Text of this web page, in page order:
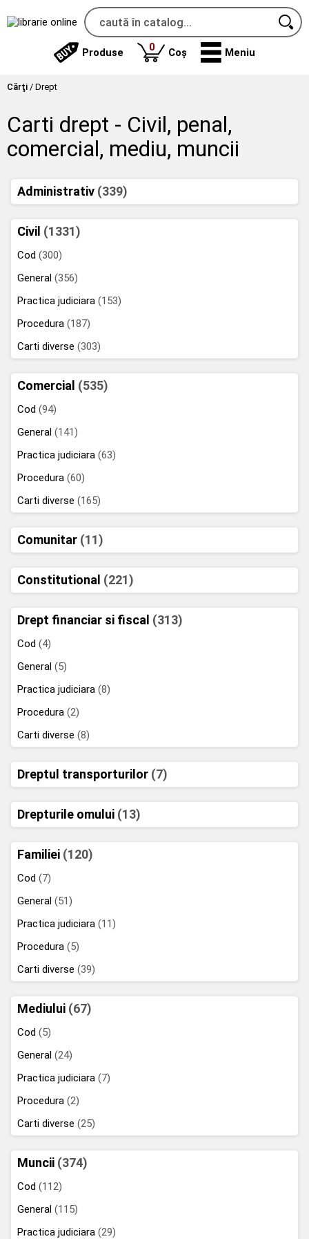
Produse 0produse
Coș Meniu
Cărţi / Drept
Carti drept - Civil, penal,
comercial, mediu, muncii
Administrativ (339)
Civil (1331)
Cod (300)
General (356)
Practica judiciara (153)
Procedura (187)
Carti diverse (303)
Comercial (535)
Cod (94)
General (141)
Practica judiciara (63)
Procedura (60)
Carti diverse (165)
Comunitar (11)
Constitutional (221)
Drept financiar si fiscal (313)
Cod (4)
General (5)
Practica judiciara (8)
Procedura (2)
Carti diverse (8)
Dreptul transporturilor (7)
Drepturile omului (13)
Familiei (120)
Cod (7)
General (51)
Practica judiciara (11)
Procedura (5)
Carti diverse (39)
Mediului (67)
Cod (5)
General (24)
Practica judiciara (7)
Procedura (2)
Carti diverse (25)
Muncii (374)
Cod (112)
General (115)
Practica judiciara (29)